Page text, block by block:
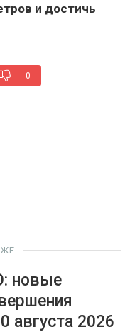
и достичь
0
новые
августа 2026